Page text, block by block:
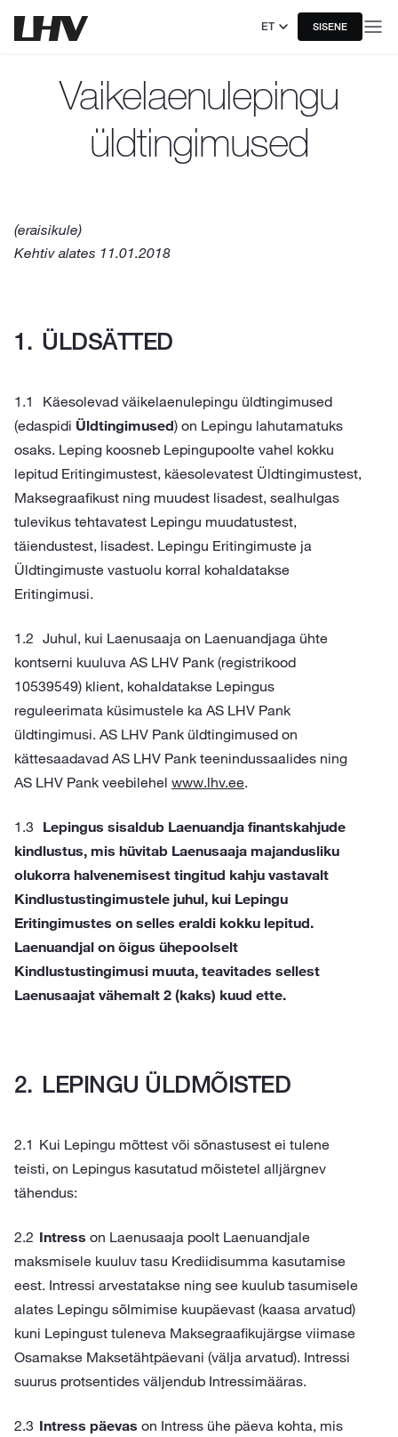
ET SISENE
Vaikelaenulepingu
üldtingimused
(eraisikule)
Kehtiv alates 11.01.2018
ÜLDSÄTTED
Käesolevad väikelaenulepingu üldtingimused
(edaspidi Üldtingimused) on Lepingu lahutamatuks
osaks. Leping koosneb Lepingupoolte vahel kokku
lepitud Eritingimustest, käesolevatest Üldtingimustest,
Maksegraafikust ning muudest lisadest, sealhulgas
tulevikus tehtavatest Lepingu muudatustest,
täiendustest, lisadest. Lepingu Eritingimuste ja
Üldtingimuste vastuolu korral kohaldatakse
Eritingimusi.
Juhul, kui Laenusaaja on Laenuandjaga ühte
kontserni kuuluva AS LHV Pank (registrikood
10539549) klient, kohaldatakse Lepingus
reguleerimata küsimustele ka AS LHV Pank
üldtingimusi. AS LHV Pank üldtingimused on
kättesaadavad AS LHV Pank teenindussaalides ning
AS LHV Pank veebilehel www.lhv.ee.
Lepingus sisaldub Laenuandja finantskahjude
kindlustus, mis hüvitab Laenusaaja majandusliku
olukorra halvenemisest tingitud kahju vastavalt
Kindlustustingimustele juhul, kui Lepingu
Eritingimustes on selles eraldi kokku lepitud.
Laenuandjal on õigus ühepoolselt
Kindlustustingimusi muuta, teavitades sellest
Laenusaajat vähemalt 2 (kaks) kuud ette.
LEPINGU ÜLDMÕISTED
Kui Lepingu mõttest või sõnastusest ei tulene
teisti, on Lepingus kasutatud mõistetel alljärgnev
tähendus:
Intress on Laenusaaja poolt Laenuandjale
maksmisele kuuluv tasu Krediidisumma kasutamise
eest. Intressi arvestatakse ning see kuulub tasumisele
alates Lepingu sõlmimise kuupäevast (kaasa arvatud)
kuni Lepingust tuleneva Maksegraafikujärgse viimase
Osamakse Maksetähtpäevani (välja arvatud). Intressi
suurus protsentides väljendub Intressimääras.
Intress päevas on Intress ühe päeva kohta, mis